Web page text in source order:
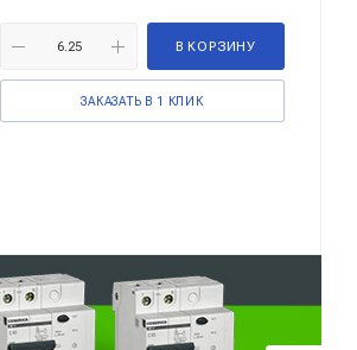
В КОРЗИНУ
ЗАКАЗАТЬ В 1 КЛИК
Реклама ⋮